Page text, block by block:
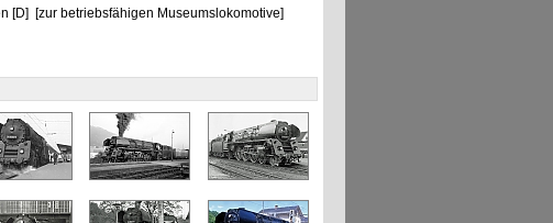
[D] [zur betriebsfähigen Museumslokomotive]